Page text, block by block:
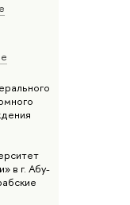
в г. Абу-